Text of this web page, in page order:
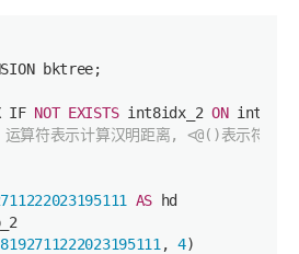
bktree;
IF NOT EXISTS int8idx_2 ON
符表示计算汉明距离, <@()表示符合汉
AS hd
8192711222023195111 , 4)